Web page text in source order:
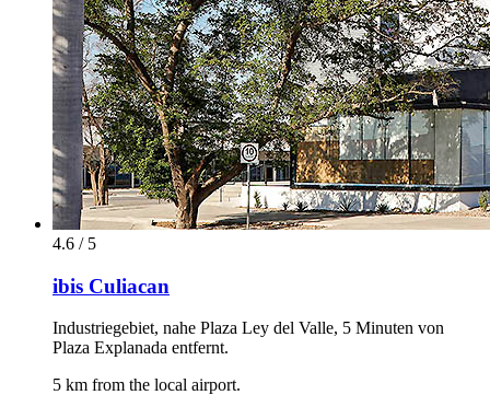
4.6 / 5
ibis Culiacan
Industriegebiet, nahe Plaza Ley del Valle, 5 Minuten von
Plaza Explanada entfernt.
5 km from the local airport.